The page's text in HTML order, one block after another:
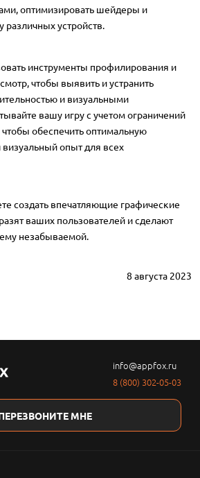
оптимизировать шейдеры и
устройств.
инструменты профилирования и
чтобы выявить и устранить
и визуальными
вашу игру с учетом ограничений
обеспечить оптимальную
визуальный опыт для всех
создать впечатляющие графические
ваших пользователей и сделают
незабываемой.
8 августа 2023
info@appfox.ru
8 (800) 302-05-03
МНЕ